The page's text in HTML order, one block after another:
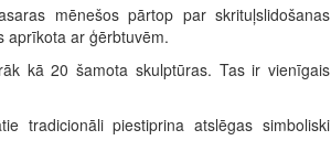
mēnešos pārtop par skrituļslidošanas
aprīkota ar ģērbtuvēm.
kā 20 šamota skulptūras. Tas ir vienīgais
tradicionāli piestiprina atslēgas simboliski